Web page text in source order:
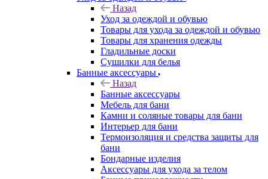
Назад
Уход за одеждой и обувью
Товары для ухода за одеждой и обувью
Товары для хранения одежды
Гладильные доски
Сушилки для белья
Банные аксессуары
Назад
Банные аксессуары
Мебель для бани
Камни и соляные товары для бани
Интерьер для бани
Термоизоляция и средства защиты для
бани
Бондарные изделия
Аксеcсуары для ухода за телом